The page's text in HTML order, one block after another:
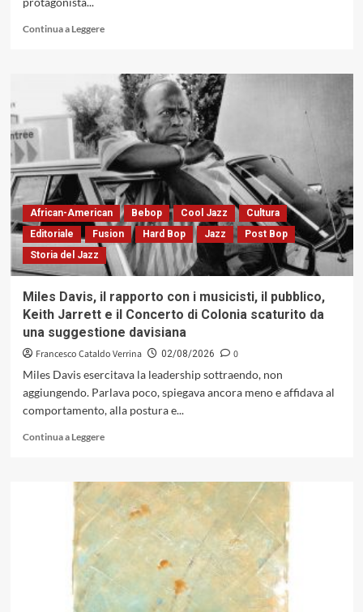
Continua a LeggereLeggi
SANT’
IN
JAZZ
Miles
Davis
Festival
–
I
Can
See
Fo(u)r
Miles.
Santa
Ligure,
dal
6
al
settembre
2026
African-American Bebop Cool Jazz
Cultura
Editoriale
Fusion Hard Bop Jazz
Post Bop
Storia del Jazz
Miles Davis, il rapporto con i musicisti, il pubblico,
Keith Jarrett e il Concerto di Colonia scaturito da
una suggestione davisiana
Francesco Cataldo Verrina 02/08/2026
0
Miles Davis esercitava la leadership sottraendo, non
aggiungendo. Parlava poco, spiegava ancora meno e affidava al
comportamento, alla postura e...
Continua a LeggereLeggi
su
Miles
Davis,
rapporto
i
musicisti,